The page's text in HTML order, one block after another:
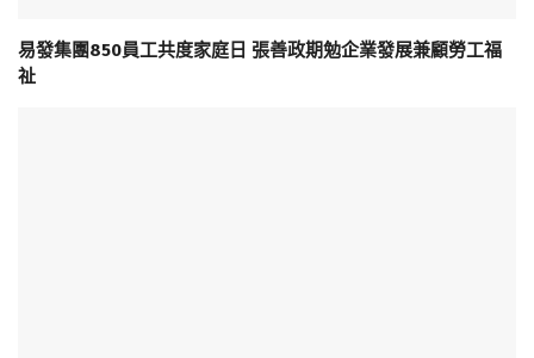
易發集團850員工共度家庭日 張善政期勉企業發展兼顧勞工福
祉